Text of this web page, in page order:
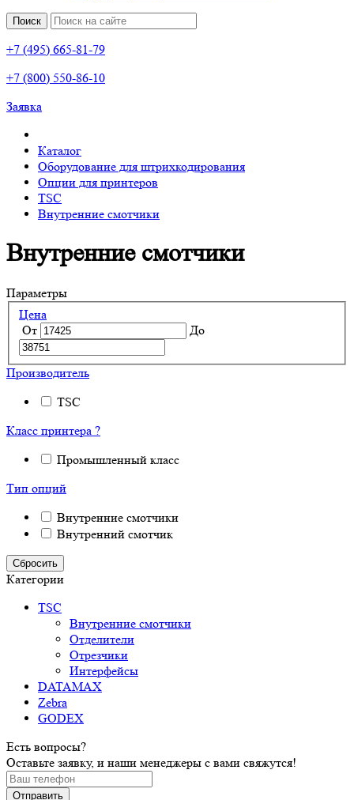
Поиск
+7 (495) 665-81-79
+7 (800) 550-86-10
Заявка
Каталог
Оборудование для штрихкодирования
Опции для принтеров
TSC
Внутренние смотчики
Внутренние смотчики
Параметры
Цена
От
До
Производитель
TSC
Класс принтера ?
Промышленный класс
Тип опций
Внутренние смотчики
Внутренний смотчик
Сбросить
Категории
TSC
Внутренние смотчики
Отделители
Отрезчики
Интерфейсы
DATAMAX
Zebra
GODEX
Есть вопросы?
Оставьте заявку, и наши менеджеры с вами свяжутся!
Отправить